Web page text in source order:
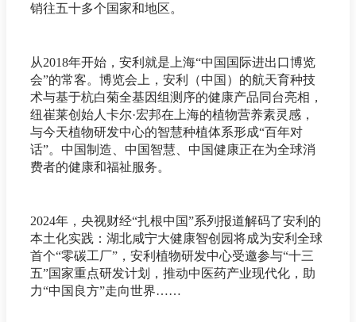
销往五十多个国家和地区。
从2018年开始，安利就是上海“中国国际进出口博览
会”的常客。博览会上，安利（中国）的航天育种技
术与基于杭白菊全基因组测序的健康产品同台亮相，
纽崔莱创始人卡尔·宏邦在上海的植物营养素灵感，
与今天植物研发中心的智慧种植体系形成“百年对
话”。中国制造、中国智慧、中国健康正在为全球消
费者的健康和福祉服务。
2024年，央视财经“扎根中国”系列报道解码了安利的
本土化实践：湖北咸宁大健康智创园将成为安利全球
首个“零碳工厂”，安利植物研发中心受邀参与“十三
五”国家重点研发计划，推动中医药产业现代化，助
力“中国良方”走向世界……